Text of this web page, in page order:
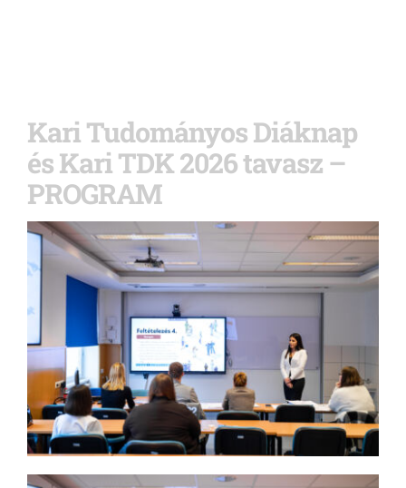
Kari Tudományos Diáknap
és Kari TDK 2026 tavasz –
PROGRAM